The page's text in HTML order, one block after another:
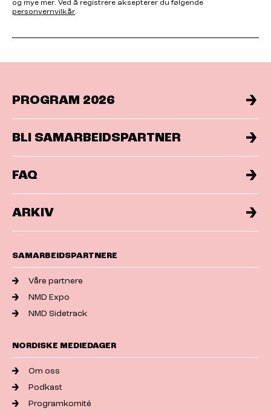
og mye mer. Ved å registrere aksepterer du følgende
personvernvilkår.
PROGRAM 2026
BLI SAMARBEIDSPARTNER
FAQ
ARKIV
SAMARBEIDSPARTNERE
Våre partnere
NMD Expo
NMD Sidetrack
NORDISKE MEDIEDAGER
Om oss
Podkast
Programkomité